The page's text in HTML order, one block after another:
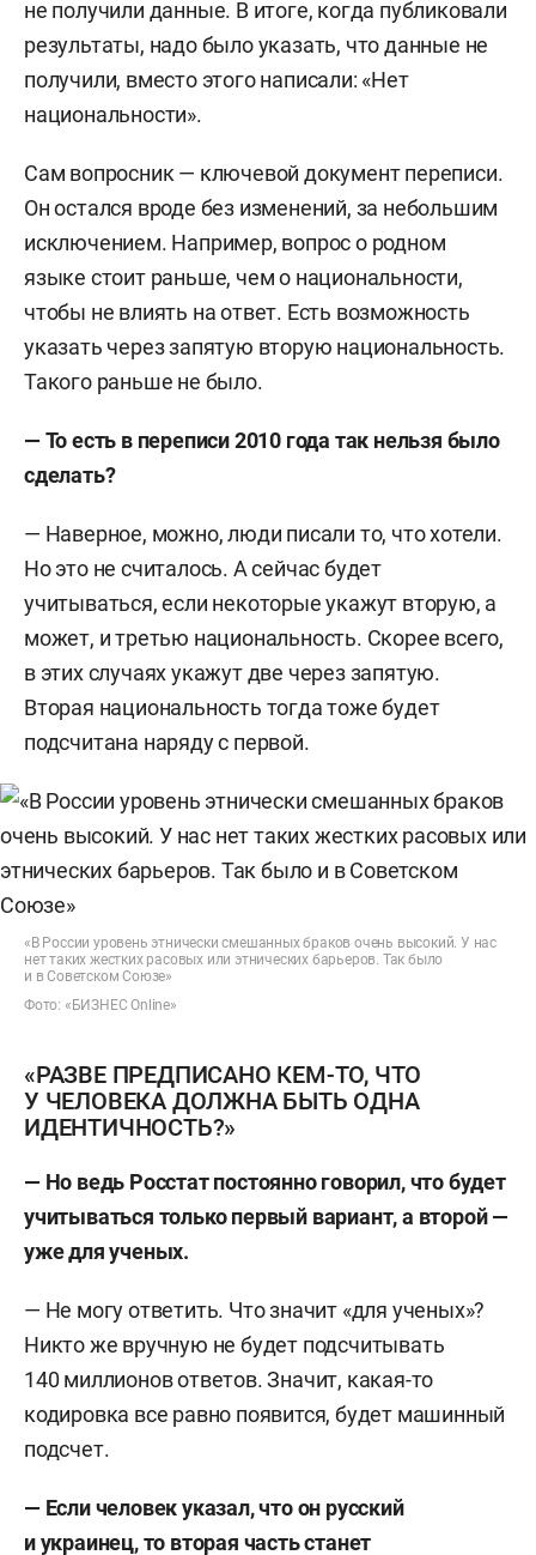
не получили данные. В итоге, когда публиковали
результаты, надо было указать, что данные не
получили, вместо этого написали: «Нет
национальности».
Сам вопросник — ключевой документ переписи.
Он остался вроде без изменений, за небольшим
исключением. Например, вопрос о родном
языке стоит раньше, чем о национальности,
чтобы не влиять на ответ. Есть возможность
указать через запятую вторую национальность.
Такого раньше не было.
— То есть в переписи 2010 года так нельзя было
сделать?
— Наверное, можно, люди писали то, что хотели.
Но это не считалось. А сейчас будет
учитываться, если некоторые укажут вторую, а
может, и третью национальность. Скорее всего,
в этих случаях укажут две через запятую.
Вторая национальность тогда тоже будет
подсчитана наряду с первой.
«В России уровень этнически смешанных браков очень высокий. У нас
нет таких жестких расовых или этнических барьеров. Так было
и в Советском Союзе»
Фото: «БИЗНЕС Online»
«РАЗВЕ ПРЕДПИСАНО КЕМ-ТО, ЧТО
У ЧЕЛОВЕКА ДОЛЖНА БЫТЬ ОДНА
ИДЕНТИЧНОСТЬ?»
— Но ведь Росстат постоянно говорил, что будет
учитываться только первый вариант, а второй —
уже для ученых.
— Не могу ответить. Что значит «для ученых»?
Никто же вручную не будет подсчитывать
140 миллионов ответов. Значит, какая-то
кодировка все равно появится, будет машинный
подсчет.
— Если человек указал, что он русский
и украинец, то вторая часть станет